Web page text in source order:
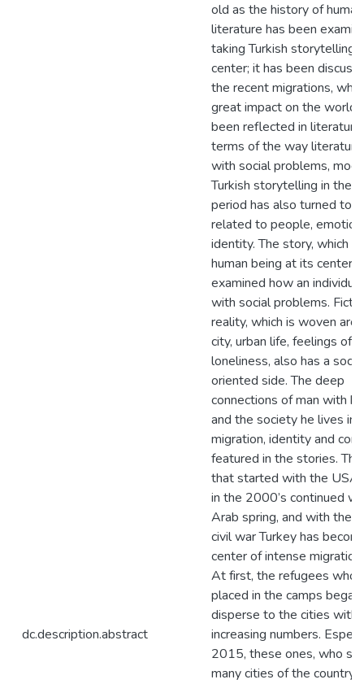
dc.description.abstract
old as the history of
literature has been
taking Turkish storytelling
center; it has been
the recent migrations,
great impact on the world,
been reflected in
terms of the way
with social problems,
Turkish storytelling in the
period has also turned to
related to people,
identity. The story, which
human being at its center,
examined how an
with social problems.
reality, which is woven
city, urban life, feelings of
loneliness, also has a
oriented side. The deep
connections of man with
and the society he lives in
migration, identity and
featured in the stories.
that started with the
in the 2000’s continued
Arab spring, and with the
civil war Turkey has
center of intense
At first, the refugees who
placed in the camps
disperse to the cities with
increasing numbers.
2015, these ones, who
many cities of the country,